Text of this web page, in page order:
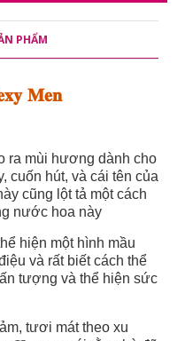
PHẨM
𝐌𝐞𝐧
ra mùi hương dành cho
cuốn hút, và cái tên của
cũng lột tả một cách
nước hoa này
hiện một hình mầu
và rất biết cách thể
tượng và thể hiện sức
tươi mát theo xu